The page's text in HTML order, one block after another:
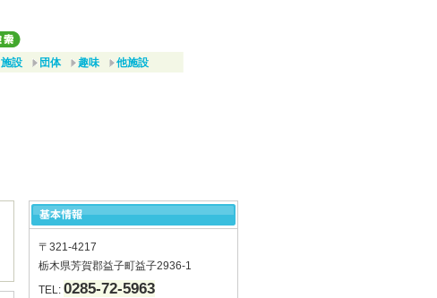
施設 団体 趣味 他施設
〒321-4217
栃木県芳賀郡益子町益子2936-1
TEL: 0285-72-5963